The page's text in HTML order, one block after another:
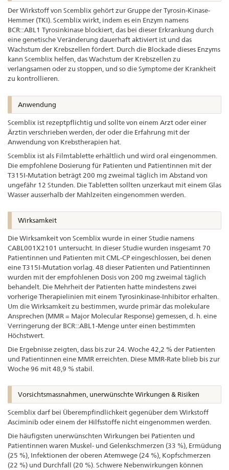
Der Wirkstoff von Scemblix gehört zur Gruppe der Tyrosin-Kinase-
Hemmer (TKI). Scemblix wirkt, indem es ein Enzym namens
BCR::ABL1 Tyrosinkinase blockiert, das bei dieser Erkrankung durch
eine genetische Veränderung dauerhaft aktiviert ist und das
Wachstum der Krebszellen fördert. Durch die Blockade dieses Enzyms
kann Scemblix helfen, das Wachstum der Krebszellen zu
verlangsamen oder zu stoppen, und so die Symptome der Krankheit
zu kontrollieren.
Anwendung
Scemblix ist rezeptpflichtig und sollte von einem Arzt oder einer
Ärztin verschrieben werden, der oder die Erfahrung mit der
Anwendung von Krebstherapien hat.
Scemblix ist als Filmtablette erhältlich und wird oral eingenommen.
Die empfohlene Dosierung für Patienten und Patientinnen mit der
T315I-Mutation beträgt 200 mg zweimal täglich im Abstand von
ungefähr 12 Stunden. Die Tabletten sollten unzerkaut mit einem Glas
Wasser ausserhalb der Mahlzeiten eingenommen werden.
Wirksamkeit
Die Wirksamkeit von Scemblix wurde in einer Studie namens
CABL001X2101 untersucht. In dieser Studie wurden insgesamt 70
Patientinnen und Patienten mit CML-CP eingeschlossen, bei denen
eine T315I-Mutation vorlag. 48 dieser Patienten und Patientinnen
wurden mit der empfohlenen Dosis von 200 mg zweimal täglich
behandelt. Die Mehrheit der Patienten hatte mindestens zwei
vorherige Therapielinien mit einem Tyrosinkinase-Inhibitor erhalten.
Um die Wirksamkeit zu bestimmen, wurde primär das molekulare
Ansprechen (MMR = Major Molecular Response) gemessen, d. h. eine
Verringerung der BCR::ABL1-Menge unter einen bestimmten
Höchstwert.
Die Ergebnisse zeigten, dass bis zur 24. Woche 42,2 % der Patienten
und Patientinnen eine MMR erreichten. Diese MMR-Rate blieb bis zur
Woche 96 mit 48,9 % stabil.
Vorsichtsmassnahmen, unerwünschte Wirkungen & Risiken
Scemblix darf bei Überempfindlichkeit gegenüber dem Wirkstoff
Asciminib oder einem der Hilfsstoffe nicht eingenommen werden.
Die häufigsten unerwünschten Wirkungen bei Patienten und
Patientinnen waren Muskel- und Gelenkschmerzen (33 %), Ermüdung
(25 %), Infektionen der oberen Atemwege (24 %), Kopfschmerzen
(22 %) und Durchfall (20 %). Schwere Nebenwirkungen können